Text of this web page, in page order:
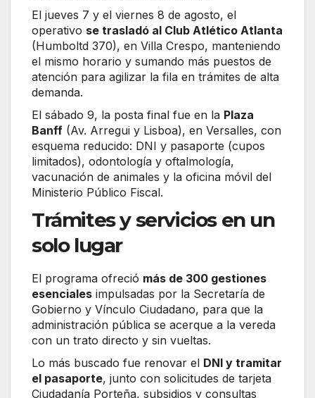
El jueves 7 y el viernes 8 de agosto, el
operativo se trasladó al Club Atlético Atlanta
(Humboltd 370), en Villa Crespo, manteniendo
el mismo horario y sumando más puestos de
atención para agilizar la fila en trámites de alta
demanda.
El sábado 9, la posta final fue en la Plaza
Banff (Av. Arregui y Lisboa), en Versalles, con
esquema reducido: DNI y pasaporte (cupos
limitados), odontología y oftalmología,
vacunación de animales y la oficina móvil del
Ministerio Público Fiscal.
Trámites y servicios en un
solo lugar
El programa ofreció más de 300 gestiones
esenciales impulsadas por la Secretaría de
Gobierno y Vínculo Ciudadano, para que la
administración pública se acerque a la vereda
con un trato directo y sin vueltas.
Lo más buscado fue renovar el DNI y tramitar
el pasaporte, junto con solicitudes de tarjeta
Ciudadanía Porteña, subsidios y consultas